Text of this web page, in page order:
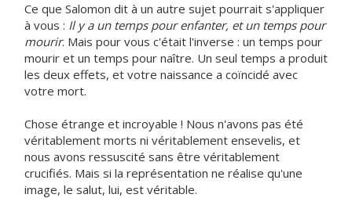
Ce que Salomon dit à un autre sujet pourrait s'appliquer
à vous : Il y a un temps pour enfanter, et un temps pour
mourir. Mais pour vous c'était l'inverse : un temps pour
mourir et un temps pour naître. Un seul temps a produit
les deux effets, et votre naissance a coïncidé avec
votre mort.
Chose étrange et incroyable ! Nous n'avons pas été
véritablement morts ni véritablement ensevelis, et
nous avons ressuscité sans être véritablement
crucifiés. Mais si la représentation ne réalise qu'une
image, le salut, lui, est véritable.